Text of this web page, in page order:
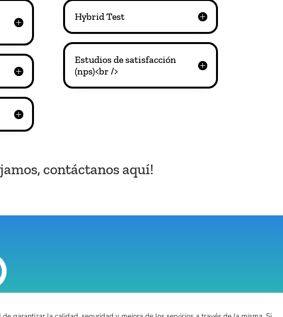
Hybrid Test
Estudios de satisfacción
(nps)<br />
contáctanosaquí!